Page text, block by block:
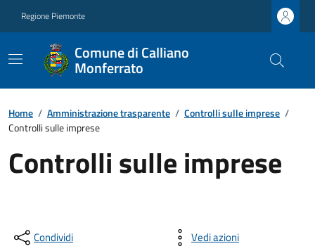
Regione Piemonte
Comune di Calliano
Monferrato
Home / Amministrazione trasparente / Controlli sulle imprese /
Controlli sulle imprese
Controlli sulle imprese
Condividi Vedi azioni